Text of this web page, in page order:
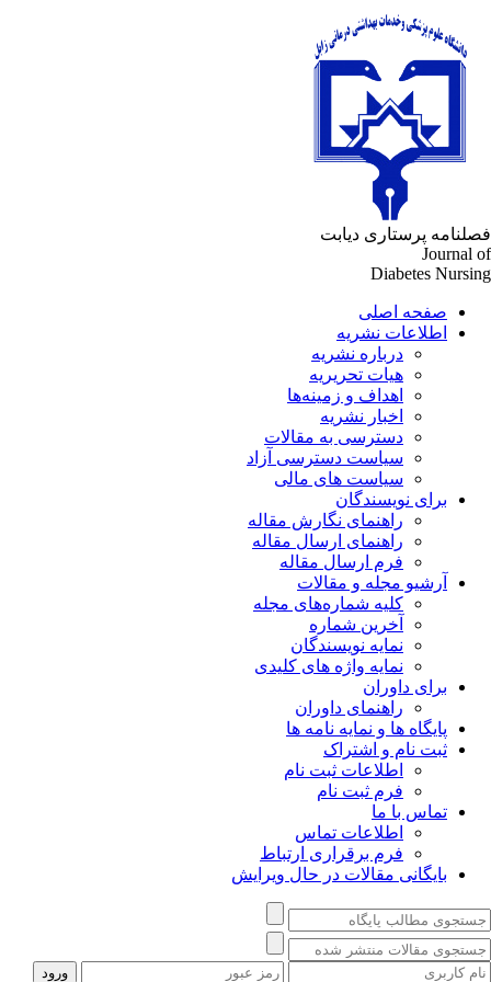
پرستاری دیابت
Journal
Diabetes
صفحه اصلی
اطلاعات نشریه
درباره نشریه
هیات تحریریه
اهداف و زمینه‌ها
اخبار نشریه
دسترسی به مقالات
سیاست دسترسی آزاد
سیاست های مالی
برای نویسندگان
راهنمای نگارش مقاله
راهنمای ارسال مقاله
فرم ارسال مقاله
آرشیو مجله و مقالات
کلیه شماره‌های مجله
آخرین شماره
نمایه نویسندگان
نمایه واژه های کلیدی
برای داوران
راهنمای داوران
پایگاه ها و نمایه نامه ها
ثبت نام و اشتراک
اطلاعات ثبت نام
فرم ثبت نام
تماس با ما
اطلاعات تماس
فرم برقراری ارتباط
بایگانی مقالات در حال ویرایش